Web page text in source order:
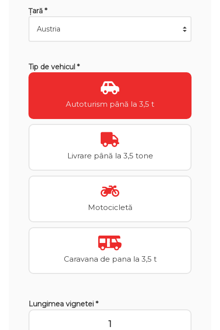
Țară *
Tip de vehicul *
Autoturism până la 3,5 t
Livrare până la 3,5 tone
Motocicletă
Caravana de pana la 3,5 t
Lungimea vignetei *
1